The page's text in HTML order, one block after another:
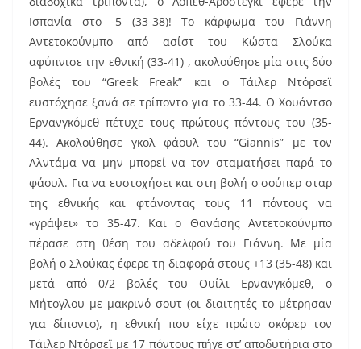
Ισπανία στο -5 (33-38)! Το κάρφωμα του Γιάννη
Αντετοκούνμπο από ασίστ του Κώστα Σλούκα
αφύπνισε την εθνική (33-41) , ακολούθησε μία στις δύο
βολές του “Greek Freak” και ο Τάιλερ Ντόρσεϊ
ευστόχησε ξανά σε τρίποντο για το 33-44. Ο Χουάντσο
Ερνανγκόμεθ πέτυχε τους πρώτους πόντους του (35-
44). Ακολούθησε γκολ φάουλ του “Giannis” με τον
Αλντάμα να μην μπορεί να τον σταματήσει παρά το
φάουλ. Για να ευστοχήσει και στη βολή ο σούπερ σταρ
της εθνικής και φτάνοντας τους 11 πόντους να
«γράψει» το 35-47. Και ο Θανάσης Αντετοκούνμπο
πέρασε στη θέση του αδελφού του Γιάννη. Με μία
βολή ο Σλούκας έφερε τη διαφορά στους +13 (35-48) και
μετά από 0/2 βολές του Ουίλι Ερνανγκόμεθ, ο
Μήτογλου με μακρινό σουτ (οι διαιτητές το μέτρησαν
για δίποντο), η εθνική που είχε πρώτο σκόρερ τον
Τάιλερ Ντόρσεϊ με 17 πόντους πήγε στ’ αποδυτήρια στο